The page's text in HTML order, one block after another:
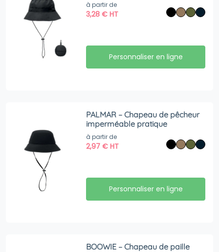
à partir de
3,28€ HT
Personnaliser en ligne
PALMAR – Chapeau de pêcheur
imperméable pratique
à partir de
2,97€ HT
Personnaliser en ligne
BOOWIE – Chapeau de paille